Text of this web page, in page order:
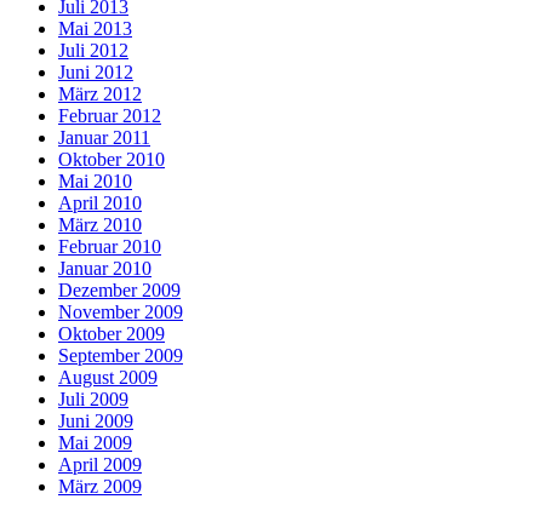
Juli 2013
Mai 2013
Juli 2012
Juni 2012
März 2012
Februar 2012
Januar 2011
Oktober 2010
Mai 2010
April 2010
März 2010
Februar 2010
Januar 2010
Dezember 2009
November 2009
Oktober 2009
September 2009
August 2009
Juli 2009
Juni 2009
Mai 2009
April 2009
März 2009